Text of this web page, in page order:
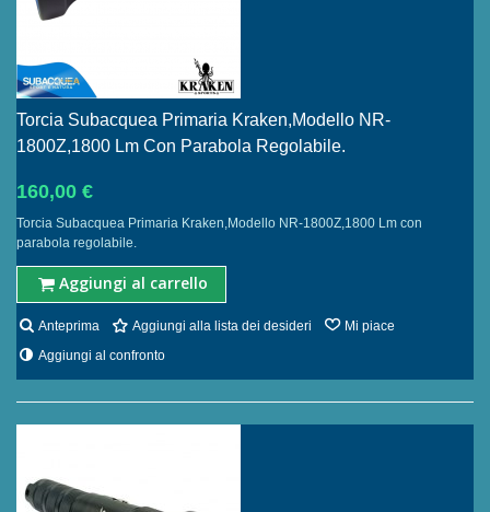
Torcia Subacquea Primaria Kraken,Modello NR-
1800Z,1800 Lm Con Parabola Regolabile.
160,00 €
Torcia Subacquea Primaria Kraken,Modello NR-1800Z,1800 Lm con
parabola regolabile.
Aggiungi al carrello
Anteprima Aggiungi alla lista dei desideri
Mi piace
Aggiungi al confronto